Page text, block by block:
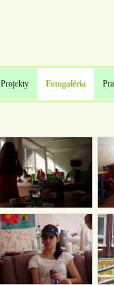
Projekty Fotogaléria